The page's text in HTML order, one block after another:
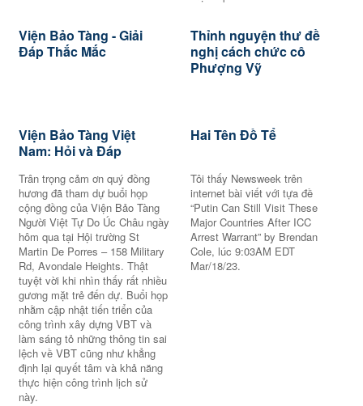
Viện Bảo Tàng - Giải
Đáp Thắc Mắc
Thỉnh nguyện thư đề
nghị cách chức cô
Phượng Vỹ
Viện Bảo Tàng Việt
Nam: Hỏi và Đáp
Trân trọng cảm ơn quý đồng
hương đã tham dự buổi họp
cộng đồng của Viện Bảo Tàng
Người Việt Tự Do Úc Châu ngày
hôm qua tại Hội trường St
Martin De Porres – 158 Military
Rd, Avondale Heights. Thật
tuyệt vời khi nhìn thấy rất nhiều
gương mặt trẻ đến dự. Buổi họp
nhằm cập nhật tiến triển của
công trình xây dựng VBT và
làm sáng tỏ những thông tin sai
lệch về VBT cũng như khẳng
định lại quyết tâm và khả năng
thực hiện công trình lịch sử
này.
Hai Tên Đồ Tể
Tôi thấy Newsweek trên
internet bài viết với tựa đề
“Putin Can Still Visit These
Major Countries After ICC
Arrest Warrant” by Brendan
Cole, lúc 9:03AM EDT
Mar/18/23.